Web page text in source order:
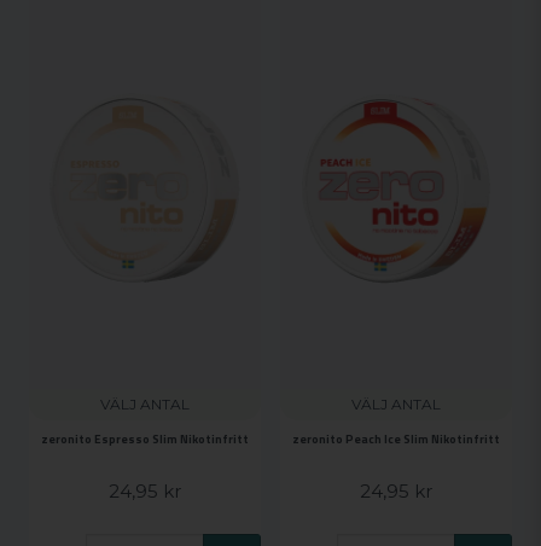
VÄLJ ANTAL
zeronito Espresso Slim Nikotinfritt
24,95 kr
VÄLJ ANTAL
zeronito Peach Ice Slim Nikotinfritt
24,95 kr